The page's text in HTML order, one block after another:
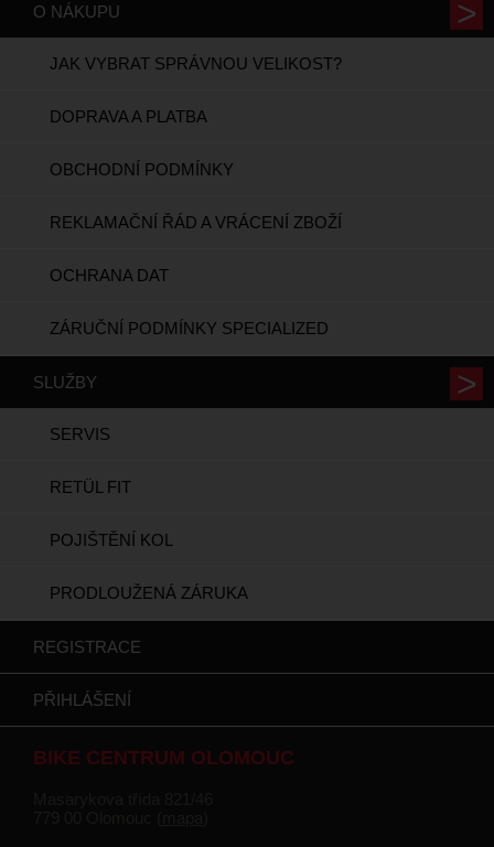
O NÁKUPU
JAK VYBRAT SPRÁVNOU VELIKOST?
DOPRAVA A PLATBA
OBCHODNÍ PODMÍNKY
REKLAMAČNÍ ŘÁD A VRÁCENÍ ZBOŽÍ
OCHRANA DAT
ZÁRUČNÍ PODMÍNKY SPECIALIZED
SLUŽBY
SERVIS
RETÜL FIT
POJIŠTĚNÍ KOL
PRODLOUŽENÁ ZÁRUKA
REGISTRACE
PŘIHLÁŠENÍ
BIKE CENTRUM OLOMOUC